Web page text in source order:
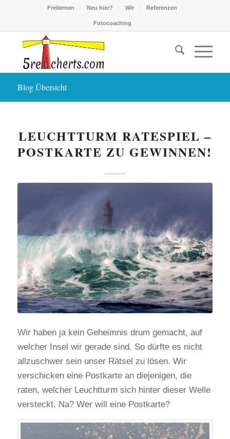
Freilernen Neu hier? Wir Referenzen
Fotocoaching
Blog Übersicht
LEUCHTTURM RATESPIEL –
POSTKARTE ZU GEWINNEN!
Wir haben ja kein Geheimnis drum gemacht, auf
welcher Insel wir gerade sind. So dürfte es nicht
allzuschwer sein unser Rätsel zu lösen. Wir
verschicken eine Postkarte an diejenigen, die
raten, welcher Leuchtturm sich hinter dieser Welle
versteckt. Na? Wer will eine Postkarte?